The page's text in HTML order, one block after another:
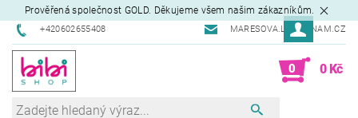
Prověřená společnost GOLD. Děkujeme všem našim zákazníkům.
+420602655408 MARESOVA.L@SEZNAM.CZ
0 0 Kč